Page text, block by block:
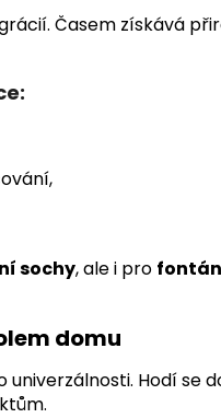
Časem získává
sochy, ale i pro
domu
Hodí se